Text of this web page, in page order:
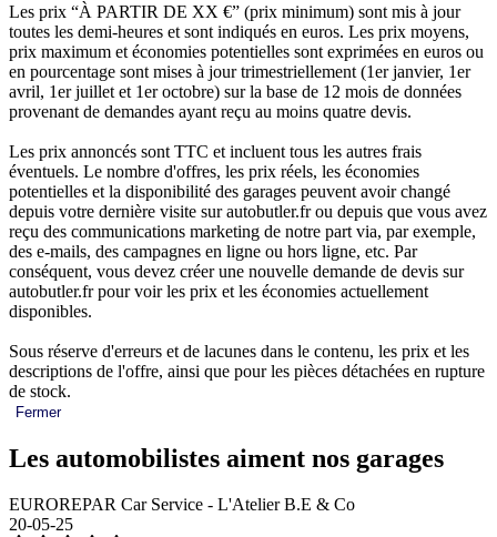
Les prix “À PARTIR DE XX €” (prix minimum) sont mis à jour
toutes les demi-heures et sont indiqués en euros. Les prix moyens,
prix maximum et économies potentielles sont exprimées en euros ou
en pourcentage sont mises à jour trimestriellement (1er janvier, 1er
avril, 1er juillet et 1er octobre) sur la base de 12 mois de données
provenant de demandes ayant reçu au moins quatre devis.
Les prix annoncés sont TTC et incluent tous les autres frais
éventuels. Le nombre d'offres, les prix réels, les économies
potentielles et la disponibilité des garages peuvent avoir changé
depuis votre dernière visite sur autobutler.fr ou depuis que vous avez
reçu des communications marketing de notre part via, par exemple,
des e-mails, des campagnes en ligne ou hors ligne, etc. Par
conséquent, vous devez créer une nouvelle demande de devis sur
autobutler.fr pour voir les prix et les économies actuellement
disponibles.
Sous réserve d'erreurs et de lacunes dans le contenu, les prix et les
descriptions de l'offre, ainsi que pour les pièces détachées en rupture
de stock.
Fermer
Les automobilistes aiment nos garages
EUROREPAR Car Service - L'Atelier B.E & Co
20-05-25